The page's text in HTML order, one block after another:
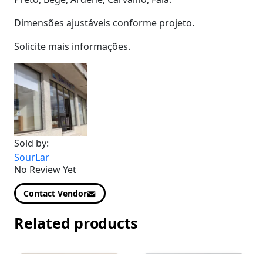
Dimensões ajustáveis conforme projeto.
Solicite mais informações.
Sold by:
SourLar
No Review Yet
Contact Vendor
Related products